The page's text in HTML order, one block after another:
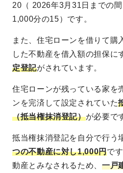
20（ 2026年3月31日までの
1,000分の15）です。
また、住宅ローンを借りて購
した不動産を借入額の担保に
定登記がされています。
住宅ローンが残っている家を
ンを完済して設定されていた
（抵当権抹消登記）が必要で
抵当権抹消登記を自分で行う
つの不動産に対し1,000円で
動産とみなされるため、一戸